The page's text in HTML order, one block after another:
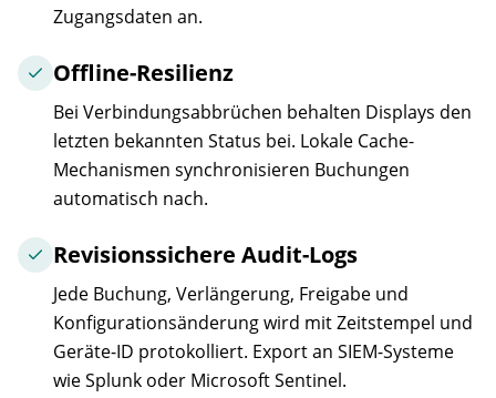
Zugangsdaten an.
Offline-Resilienz
Bei Verbindungsabbrüchen behalten Displays den
letzten bekannten Status bei. Lokale Cache-
Mechanismen synchronisieren Buchungen
automatisch nach.
Revisionssichere Audit-Logs
Jede Buchung, Verlängerung, Freigabe und
Konfigurationsänderung wird mit Zeitstempel und
Geräte-ID protokolliert. Export an SIEM-Systeme
wie Splunk oder Microsoft Sentinel.